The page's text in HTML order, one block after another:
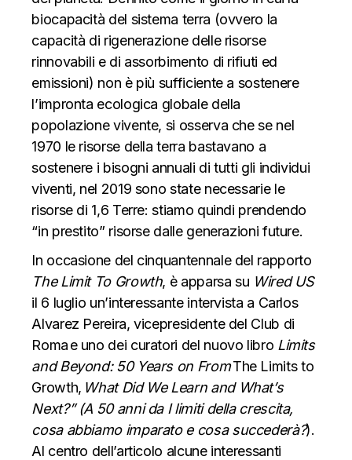
biocapacità del sistema terra (ovvero la
capacità di rigenerazione delle risorse
rinnovabili e di assorbimento di rifiuti ed
emissioni) non è più sufficiente a sostenere
l’impronta ecologica globale della
popolazione vivente, si osserva che se nel
1970 le risorse della terra bastavano a
sostenere i bisogni annuali di tutti gli individui
viventi, nel 2019 sono state necessarie le
risorse di 1,6 Terre: stiamo quindi prendendo
“in prestito” risorse dalle generazioni future.
In occasione del cinquantennale del rapporto
The Limit To Growth, è apparsasu Wired US
il 6 luglio un’interessante intervista a Carlos
Alvarez Pereira, vicepresidente del Club di
Romae uno dei curatori del nuovo libro Limits
and Beyond: 50 Years on FromThe Limits to
Growth, What Did We Learn and What’s
Next?” (A 50 anni da I limiti della crescita,
cosa abbiamo imparato e cosa succederà?).
Al centro dell’articolo alcune interessanti